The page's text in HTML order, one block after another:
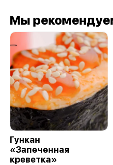
Мы
Гункан
«Запеченная
креветка»